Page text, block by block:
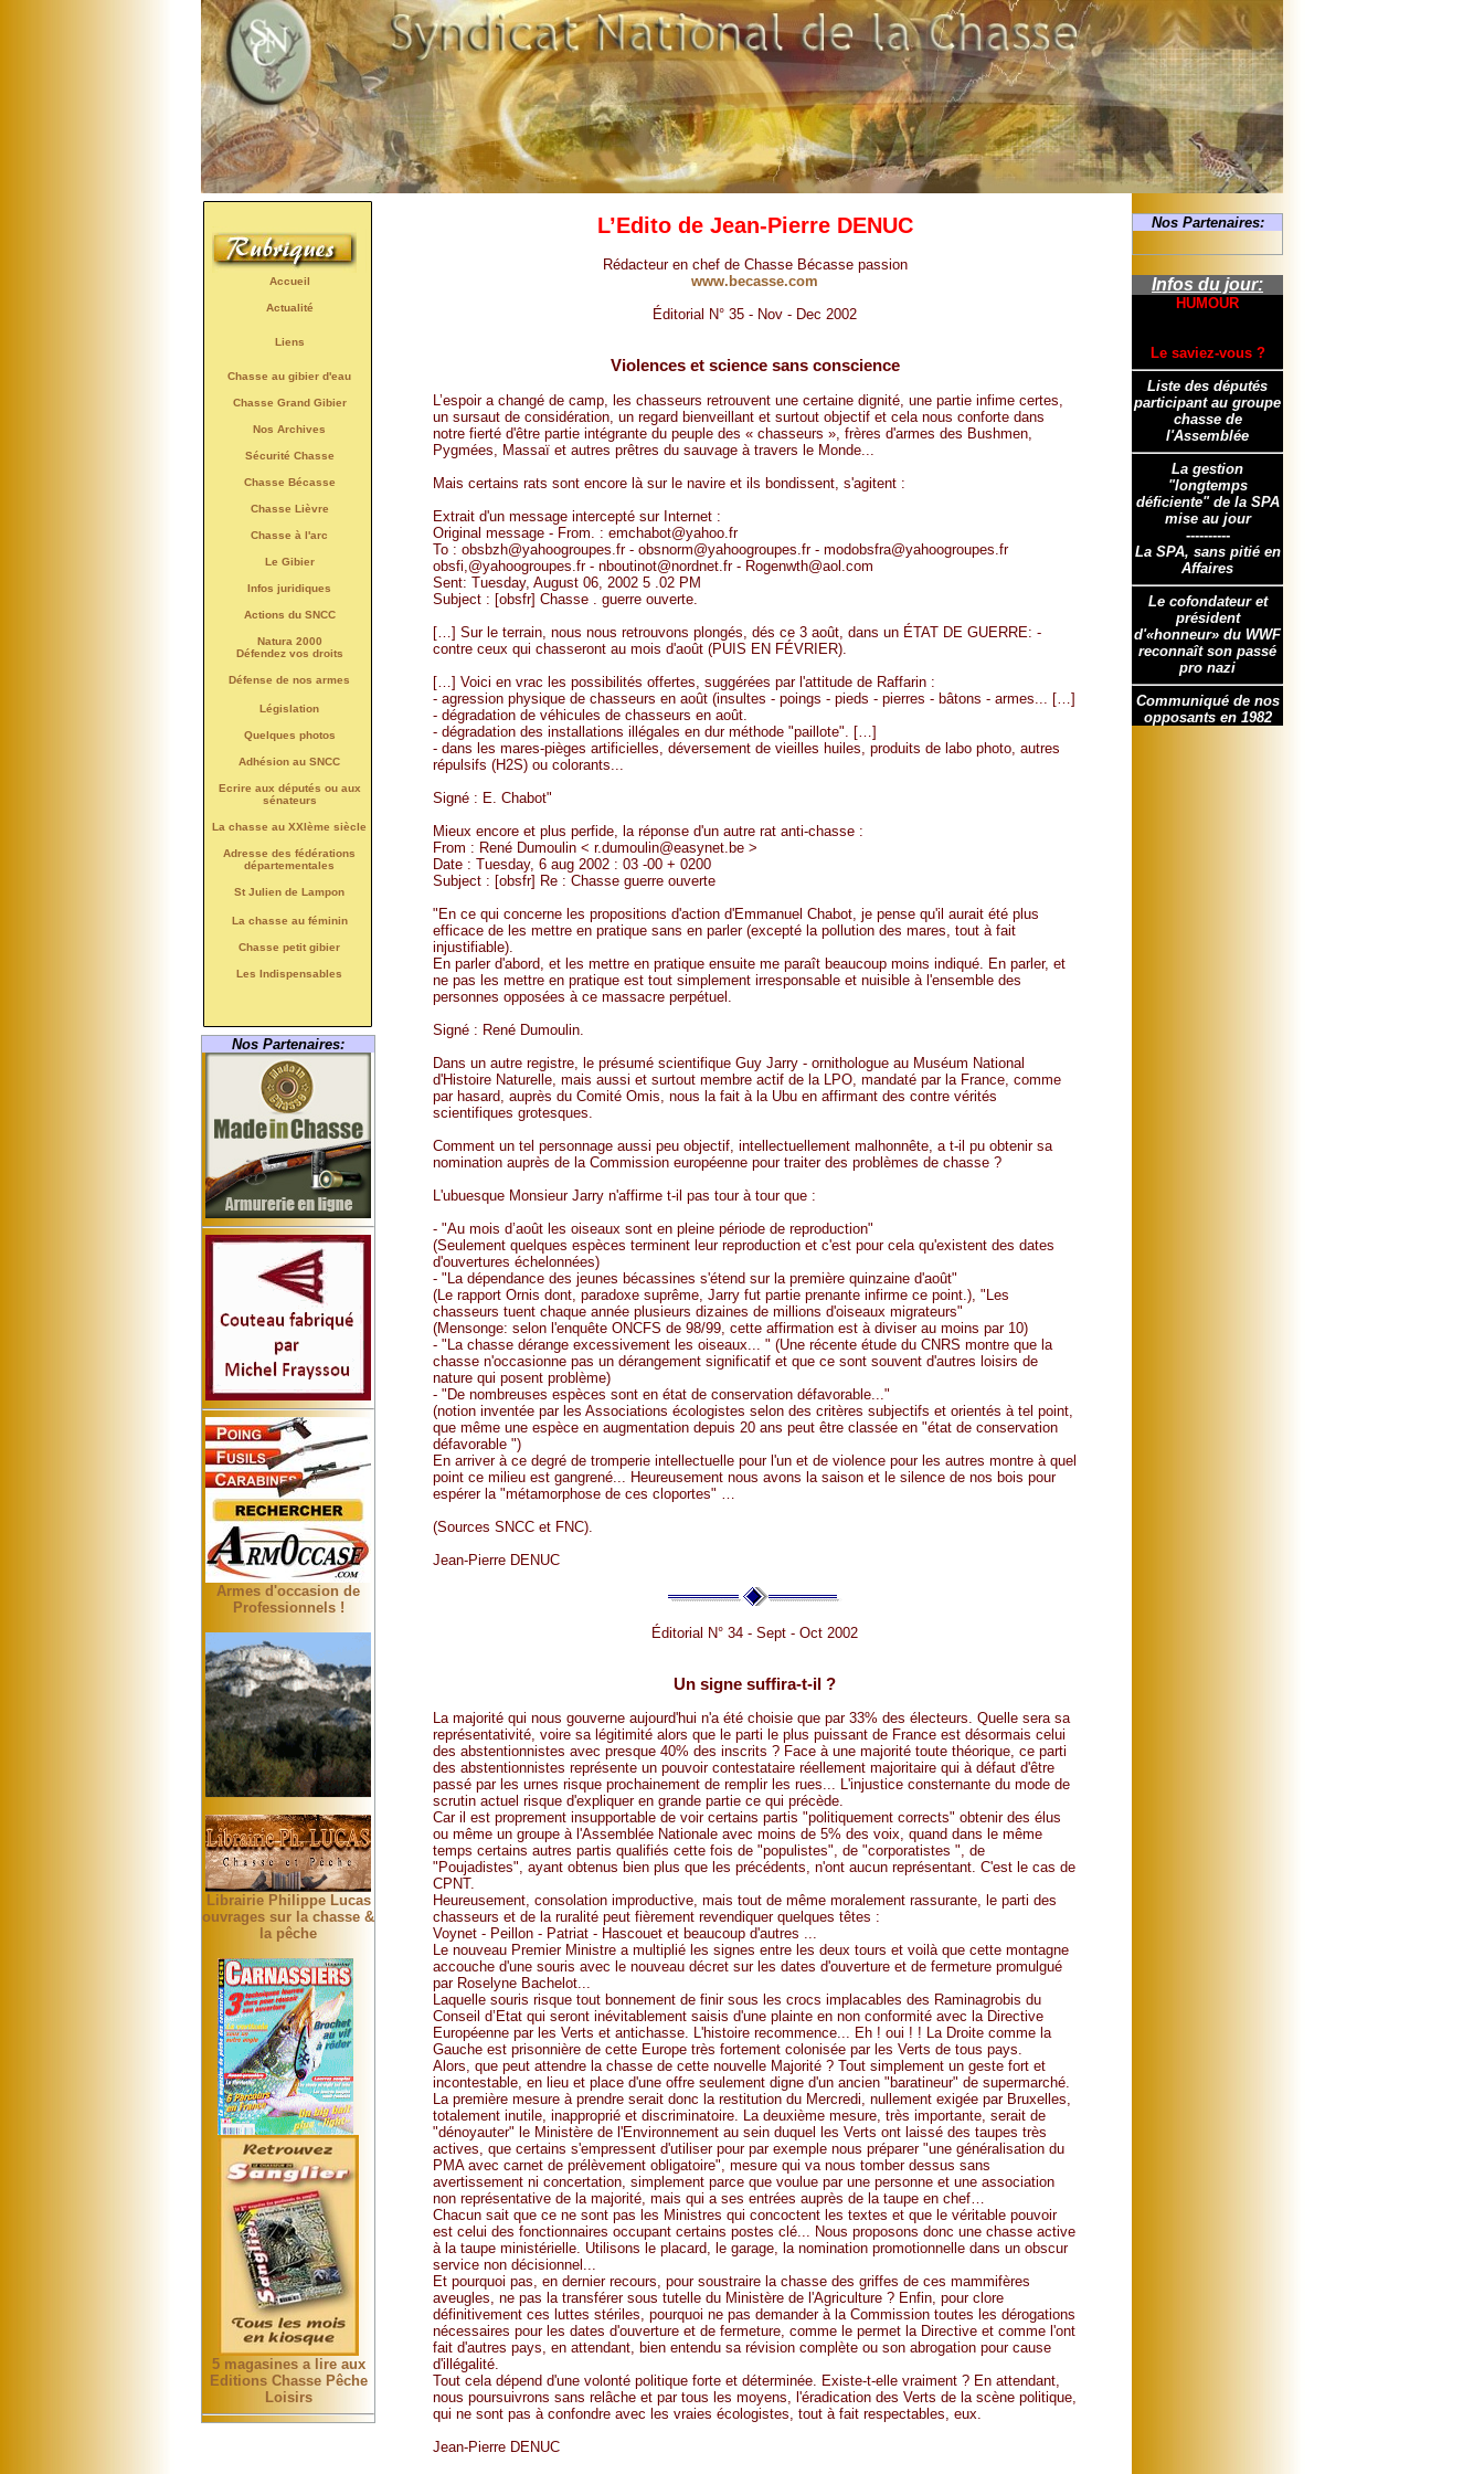
Accueil
Actualité
Liens
Chasse au gibier d'eau
Chasse Grand Gibier
Nos Archives
Sécurité Chasse
Chasse Bécasse
Chasse Lièvre
Chasse à l'arc
Le Gibier
Infos juridiques
Actions du SNCC
Natura 2000
Défendez vos droits
Défense de nos armes
Législation
Quelques photos
Adhésion au SNCC
Ecrire aux députés ou aux
sénateurs
La chasse au XXIème siècle
Adresse des fédérations
départementales
St Julien de Lampon
La chasse au féminin
Chasse petit gibier
Les Indispensables
Nos Partenaires:
Armes d'occasion de
Professionnels !
Librairie Philippe Lucas
ouvrages sur la chasse &
la pêche
5 magasines a lire aux
Editions Chasse Pêche
Loisirs
L’Edito de Jean-Pierre DENUC
Rédacteur en chef de Chasse Bécasse passion
www.becasse.com
Éditorial N° 35 - Nov - Dec 2002
Violences et science sans conscience
L’espoir a changé de camp, les chasseurs retrouvent une certaine dignité, une partie infime certes,
un sursaut de considération, un regard bienveillant et surtout objectif et cela nous conforte dans
notre fierté d'être partie intégrante du peuple des « chasseurs », frères d'armes des Bushmen,
Pygmées, Massaï et autres prêtres du sauvage à travers le Monde...
Mais certains rats sont encore là sur le navire et ils bondissent, s'agitent :
Extrait d'un message intercepté sur Internet :
Original message - From. : emchabot@yahoo.fr
To : obsbzh@yahoogroupes.fr - obsnorm@yahoogroupes.fr - modobsfra@yahoogroupes.fr
obsfi,@yahoogroupes.fr - nboutinot@nordnet.fr - Rogenwth@aol.com
Sent: Tuesday, August 06, 2002 5 .02 PM
Subject : [obsfr] Chasse . guerre ouverte.
[…] Sur le terrain, nous nous retrouvons plongés, dés ce 3 août, dans un ÉTAT DE GUERRE: -
contre ceux qui chasseront au mois d'août (PUIS EN FÉVRIER).
[…] Voici en vrac les possibilités offertes, suggérées par l'attitude de Raffarin :
- agression physique de chasseurs en août (insultes - poings - pieds - pierres - bâtons - armes... […]
- dégradation de véhicules de chasseurs en août.
- dégradation des installations illégales en dur méthode "paillote". […]
- dans les mares-pièges artificielles, déversement de vieilles huiles, produits de labo photo, autres
répulsifs (H2S) ou colorants...
Signé : E. Chabot"
Mieux encore et plus perfide, la réponse d'un autre rat anti-chasse :
From : René Dumoulin < r.dumoulin@easynet.be >
Date : Tuesday, 6 aug 2002 : 03 -00 + 0200
Subject : [obsfr] Re : Chasse guerre ouverte
"En ce qui concerne les propositions d'action d'Emmanuel Chabot, je pense qu'il aurait été plus
efficace de les mettre en pratique sans en parler (excepté la pollution des mares, tout à fait
injustifiable).
En parler d'abord, et les mettre en pratique ensuite me paraît beaucoup moins indiqué. En parler, et
ne pas les mettre en pratique est tout simplement irresponsable et nuisible à l'ensemble des
personnes opposées à ce massacre perpétuel.
Signé : René Dumoulin.
Dans un autre registre, le présumé scientifique Guy Jarry - ornithologue au Muséum National
d'Histoire Naturelle, mais aussi et surtout membre actif de la LPO, mandaté par la France, comme
par hasard, auprès du Comité Omis, nous la fait à la Ubu en affirmant des contre vérités
scientifiques grotesques.
Comment un tel personnage aussi peu objectif, intellectuellement malhonnête, a t-il pu obtenir sa
nomination auprès de la Commission européenne pour traiter des problèmes de chasse ?
L'ubuesque Monsieur Jarry n'affirme t-il pas tour à tour que :
- "Au mois d’août les oiseaux sont en pleine période de reproduction"
(Seulement quelques espèces terminent leur reproduction et c'est pour cela qu'existent des dates
d'ouvertures échelonnées)
- "La dépendance des jeunes bécassines s'étend sur la première quinzaine d'août"
(Le rapport Ornis dont, paradoxe suprême, Jarry fut partie prenante infirme ce point.), "Les
chasseurs tuent chaque année plusieurs dizaines de millions d'oiseaux migrateurs"
(Mensonge: selon l'enquête ONCFS de 98/99, cette affirmation est à diviser au moins par 10)
- "La chasse dérange excessivement les oiseaux... " (Une récente étude du CNRS montre que la
chasse n'occasionne pas un dérangement significatif et que ce sont souvent d'autres loisirs de
nature qui posent problème)
- "De nombreuses espèces sont en état de conservation défavorable..."
(notion inventée par les Associations écologistes selon des critères subjectifs et orientés à tel point,
que même une espèce en augmentation depuis 20 ans peut être classée en "état de conservation
défavorable ")
En arriver à ce degré de tromperie intellectuelle pour l'un et de violence pour les autres montre à quel
point ce milieu est gangrené... Heureusement nous avons la saison et le silence de nos bois pour
espérer la "métamorphose de ces cloportes" …
(Sources SNCC et FNC).
Jean-Pierre DENUC
Éditorial N° 34 - Sept - Oct 2002
Un signe suffira-t-il ?
La majorité qui nous gouverne aujourd'hui n'a été choisie que par 33% des électeurs. Quelle sera sa
représentativité, voire sa légitimité alors que le parti le plus puissant de France est désormais celui
des abstentionnistes avec presque 40% des inscrits ? Face à une majorité toute théorique, ce parti
des abstentionnistes représente un pouvoir contestataire réellement majoritaire qui à défaut d'être
passé par les urnes risque prochainement de remplir les rues... L'injustice consternante du mode de
scrutin actuel risque d'expliquer en grande partie ce qui précède.
Car il est proprement insupportable de voir certains partis "politiquement corrects" obtenir des élus
ou même un groupe à l'Assemblée Nationale avec moins de 5% des voix, quand dans le même
temps certains autres partis qualifiés cette fois de "populistes", de "corporatistes ", de
"Poujadistes", ayant obtenus bien plus que les précédents, n'ont aucun représentant. C'est le cas de
CPNT.
Heureusement, consolation improductive, mais tout de même moralement rassurante, le parti des
chasseurs et de la ruralité peut fièrement revendiquer quelques têtes :
Voynet - Peillon - Patriat - Hascouet et beaucoup d'autres ...
Le nouveau Premier Ministre a multiplié les signes entre les deux tours et voilà que cette montagne
accouche d'une souris avec le nouveau décret sur les dates d'ouverture et de fermeture promulgué
par Roselyne Bachelot...
Laquelle souris risque tout bonnement de finir sous les crocs implacables des Raminagrobis du
Conseil d’Etat qui seront inévitablement saisis d'une plainte en non conformité avec la Directive
Européenne par les Verts et antichasse. L'histoire recommence... Eh ! oui ! ! La Droite comme la
Gauche est prisonnière de cette Europe très fortement colonisée par les Verts de tous pays.
Alors, que peut attendre la chasse de cette nouvelle Majorité ? Tout simplement un geste fort et
incontestable, en lieu et place d'une offre seulement digne d'un ancien "baratineur" de supermarché.
La première mesure à prendre serait donc la restitution du Mercredi, nullement exigée par Bruxelles,
totalement inutile, inapproprié et discriminatoire. La deuxième mesure, très importante, serait de
"dénoyauter" le Ministère de l'Environnement au sein duquel les Verts ont laissé des taupes très
actives, que certains s'empressent d'utiliser pour par exemple nous préparer "une généralisation du
PMA avec carnet de prélèvement obligatoire", mesure qui va nous tomber dessus sans
avertissement ni concertation, simplement parce que voulue par une personne et une association
non représentative de la majorité, mais qui a ses entrées auprès de la taupe en chef…
Chacun sait que ce ne sont pas les Ministres qui concoctent les textes et que le véritable pouvoir
est celui des fonctionnaires occupant certains postes clé... Nous proposons donc une chasse active
à la taupe ministérielle. Utilisons le placard, le garage, la nomination promotionnelle dans un obscur
service non décisionnel...
Et pourquoi pas, en dernier recours, pour soustraire la chasse des griffes de ces mammifères
aveugles, ne pas la transférer sous tutelle du Ministère de l'Agriculture ? Enfin, pour clore
définitivement ces luttes stériles, pourquoi ne pas demander à la Commission toutes les dérogations
nécessaires pour les dates d'ouverture et de fermeture, comme le permet la Directive et comme l'ont
fait d'autres pays, en attendant, bien entendu sa révision complète ou son abrogation pour cause
d'illégalité.
Tout cela dépend d'une volonté politique forte et déterminée. Existe-t-elle vraiment ? En attendant,
nous poursuivrons sans relâche et par tous les moyens, l'éradication des Verts de la scène politique,
qui ne sont pas à confondre avec les vraies écologistes, tout à fait respectables, eux.
Jean-Pierre DENUC
Nos Partenaires:
Infos du jour:
HUMOUR
Le saviez-vous ?
Liste des députés
participant au groupe
chasse de
l'Assemblée
La gestion
"longtemps
déficiente" de la SPA
mise au jour
----------
La SPA, sans pitié en
Affaires
Le cofondateur et
président
d'«honneur» du WWF
reconnaît son passé
pro nazi
Communiqué de nos
opposants en 1982